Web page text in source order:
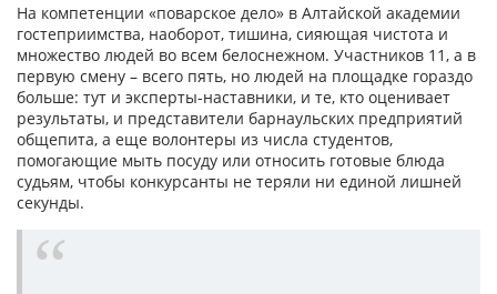
На компетенции «поварское дело» в Алтайской академии
гостеприимства, наоборот, тишина, сияющая чистота и
множество людей во всем белоснежном. Участников 11, а в
первую смену – всего пять, но людей на площадке гораздо
больше: тут и эксперты-наставники, и те, кто оценивает
результаты, и представители барнаульских предприятий
общепита, а еще волонтеры из числа студентов,
помогающие мыть посуду или относить готовые блюда
судьям, чтобы конкурсанты не теряли ни единой лишней
секунды.